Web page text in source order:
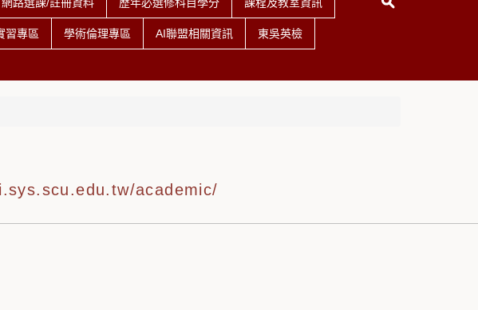
習專區 學術倫理專區 AI聯盟相關資訊 東吳英檢
academic/